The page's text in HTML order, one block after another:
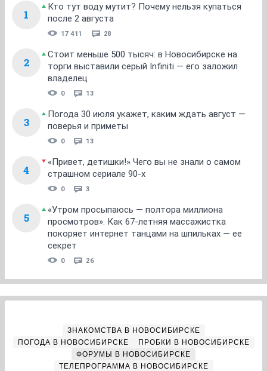
1
Кто тут воду мутит? Почему нельзя купаться
после 2 августа
17 411 28
2
Стоит меньше 500 тысяч: в Новосибирске на
торги выставили серый Infiniti — его заложил
владелец
0 13
3
Погода 30 июля укажет, каким ждать август —
поверья и приметы
0 13
4
«Привет, детишки!» Чего вы не знали о самом
страшном сериале 90-х
0 3
5
«Утром просыпаюсь — полтора миллиона
просмотров». Как 67-летняя массажистка
покоряет интернет танцами на шпильках — ее
секрет
0 26
ЗНАКОМСТВА В НОВОСИБИРСКЕ
ПОГОДА В НОВОСИБИРСКЕ
ПРОБКИ В НОВОСИБИРСКЕ
ФОРУМЫ В НОВОСИБИРСКЕ
ТЕЛЕПРОГРАММА В НОВОСИБИРСКЕ